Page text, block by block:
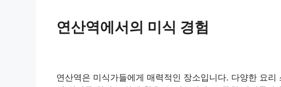
연산역에서의 미식 경험
연산역은 미식가들에게 매력적인 장소입니다. 다양한 요